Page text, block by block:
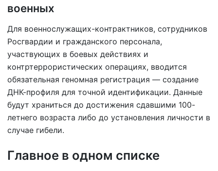
военных
Для военнослужащих-контрактников, сотрудников
Росгвардии и гражданского персонала,
участвующих в боевых действиях и
контртеррористических операциях, вводится
обязательная геномная регистрация — создание
ДНК-профиля для точной идентификации. Данные
будут храниться до достижения сдавшими 100-
летнего возраста либо до установления личности в
случае гибели.
Главное в одном списке